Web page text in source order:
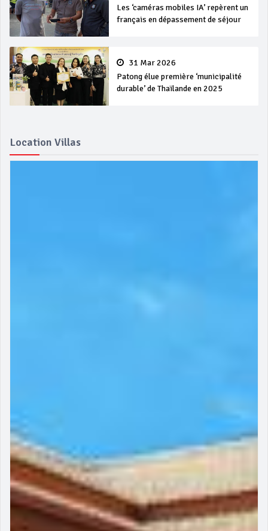
Les ‘caméras mobiles IA’ repèrent un
français en dépassement de séjour
31 Mar 2026
Patong élue première ‘municipalité
durable’ de Thaïlande en 2025
Location Villas